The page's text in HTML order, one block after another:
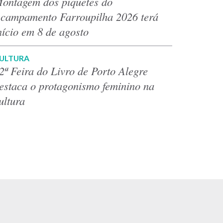
Farroupilha 2026 terá
em 8 de agosto
Feira do Livro de Porto Alegre
o protagonismo feminino na